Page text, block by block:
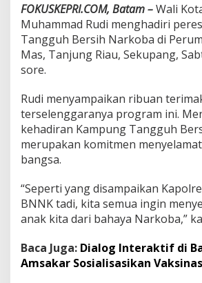
k
a
n
G
e
r
a
s
i
S
a
t
T
a
p
a
N
FOKUSKEPRI.COM, Batam –Wali
Muhammad Rudi menghadiri
Tangguh Bersih Narkoba di
Mas, Tanjung Riau, Sekupang,
sore.
Rudi menyampaikan ribuan
terselenggaranya program ini.
kehadiran Kampung Tangguh
merupakan komitmen
bangsa.
“Seperti yang disampaikan
BNNK tadi, kita semua ingin
anak kita dari bahaya Narkoba,”
Baca Juga: Dialog Interaktif di
Amsakar Sosialisasikan